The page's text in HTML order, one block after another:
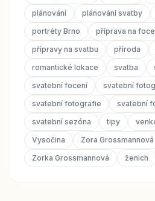
plánování
plánování svatby
portréty Brno
příprava na
přípravy na svatbu
příroda
romantické lokace
svatba
svatební focení
svatební
svatební fotografie
svatební
svatební sezóna
tipy
Vysočina
Zora Grossmannová
Zorka Grossmannová
ženich